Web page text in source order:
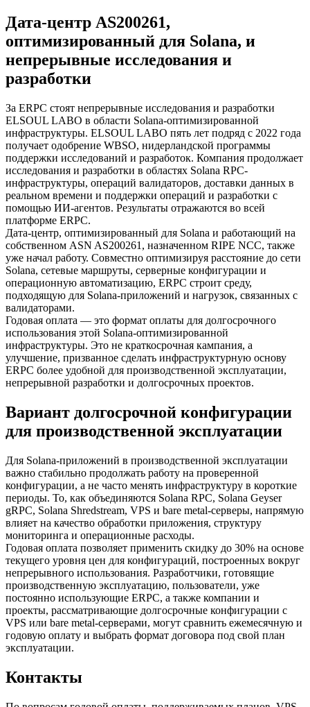
Дата-центр AS200261,
оптимизированный для Solana, и
непрерывные исследования и
разработки
За ERPC стоят непрерывные исследования и разработки
ELSOUL LABO в области Solana-оптимизированной
инфраструктуры. ELSOUL LABO пять лет подряд с 2022 года
получает одобрение WBSO, нидерландской программы
поддержки исследований и разработок. Компания продолжает
исследования и разработки в областях Solana RPC-
инфраструктуры, операций валидаторов, доставки данных в
реальном времени и поддержки операций и разработки с
помощью ИИ-агентов. Результаты отражаются во всей
платформе ERPC.
Дата-центр, оптимизированный для Solana и работающий на
собственном ASN AS200261, назначенном RIPE NCC, также
уже начал работу. Совместно оптимизируя расстояние до сети
Solana, сетевые маршруты, серверные конфигурации и
операционную автоматизацию, ERPC строит среду,
подходящую для Solana-приложений и нагрузок, связанных с
валидаторами.
Годовая оплата — это формат оплаты для долгосрочного
использования этой Solana-оптимизированной
инфраструктуры. Это не краткосрочная кампания, а
улучшение, призванное сделать инфраструктурную основу
ERPC более удобной для производственной эксплуатации,
непрерывной разработки и долгосрочных проектов.
Вариант долгосрочной конфигурации
для производственной эксплуатации
Для Solana-приложений в производственной эксплуатации
важно стабильно продолжать работу на проверенной
конфигурации, а не часто менять инфраструктуру в короткие
периоды. То, как объединяются Solana RPC, Solana Geyser
gRPC, Solana Shredstream, VPS и bare metal-серверы, напрямую
влияет на качество обработки приложения, структуру
мониторинга и операционные расходы.
Годовая оплата позволяет применить скидку до 30% на основе
текущего уровня цен для конфигураций, построенных вокруг
непрерывного использования. Разработчики, готовящие
производственную эксплуатацию, пользователи, уже
постоянно использующие ERPC, а также компании и
проекты, рассматривающие долгосрочные конфигурации с
VPS или bare metal-серверами, могут сравнить ежемесячную и
годовую оплату и выбрать формат договора под свой план
эксплуатации.
Контакты